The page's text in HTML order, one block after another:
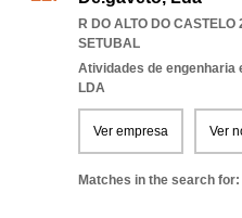
R DO ALTO DO
SETUBAL
Atividades de engenharia
LDA
Ver empresa Ver
Matches in the search for: